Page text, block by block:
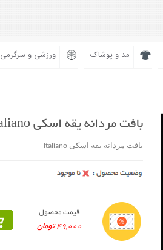
مد و پوشاک ورزشی و سرگرمی
بافت مردانه یقه اسکی Italiano
بافت مردانه یقه اسکی Italiano
قیمت محصول
49,000 تومان